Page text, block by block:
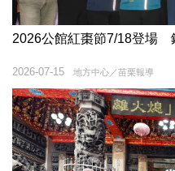
2026公館紅棗節7/18登場
地方中心／苗栗報導
2026-07-15